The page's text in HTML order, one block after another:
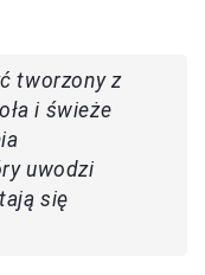
tworzony z
i świeże
uwodzi
się